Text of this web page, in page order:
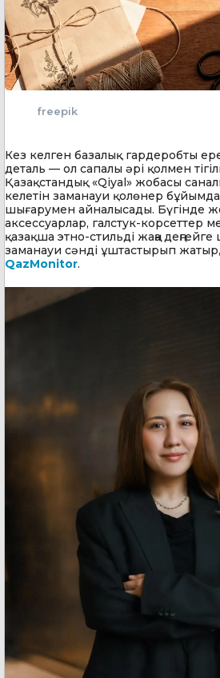
freepik
Кез келген базалық гардеробты
деталь — ол сапалы әрі қолмен
Қазақстандық «Qiyal» жобасы
келетін заманауи қолөнер
шығарумен айналысады. Бүгінде
аксессуарлар, галстук-корсеттер
қазақша этно-стильді жаңа
заманауи сәнді ұштастырып
QazMonitor.